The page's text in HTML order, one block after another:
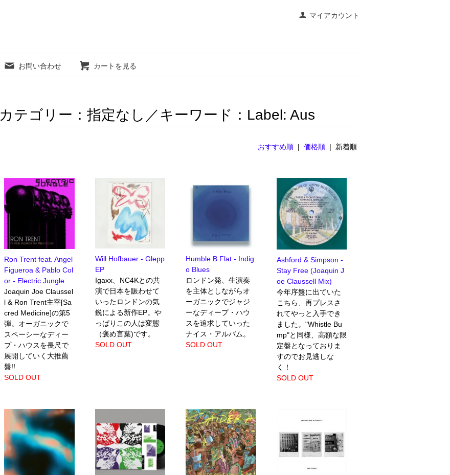
マイアカウント
お問い合わせ カートを見る
カテゴリー：指定なし／キーワード：Label: Aus
おすすめ順 | 価格順 | 新着順
Ron Trent feat. Angel
Figueroa & Pablo Col
or - Electric Jungle
Joaquin Joe Claussel
l & Ron Trent主宰[Sa
cred Medicine]の第5
弾。オーガニックで
スペーシーなディー
プ・ハウスを長尺で
展開していく大推薦
盤!!
SOLD OUT
Will Hofbauer - Glepp
EP
Igaxx、NC4Kとの共
演で日本を賑わせて
いったロンドンの気
鋭による新作EP。や
っぱりこの人は変態
（褒め言葉)です。
SOLD OUT
Humble B Flat - Indig
o Blues
ロンドン発、生演奏
を主体としながらオ
ーガニックでジャジ
ーなディープ・ハウ
スを追求していった
ナイス・アルバム。
SOLD OUT
Ashford & Simpson -
Stay Free (Joaquin J
oe Claussell Mix)
今年序盤に出ていた
こちら、再プレスさ
れてやっと入手でき
ました。"Whistle Bu
mp"と同様、高額な限
定盤となっておりま
すのでお見逃しな
く！
SOLD OUT